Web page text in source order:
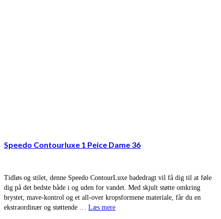
Speedo Contourluxe 1 Peice Dame 36
Tidløs og stilet, denne Speedo ContourLuxe badedragt vil få dig til at føle
dig på det bedste både i og uden for vandet. Med skjult støtte omkring
brystet, mave-kontrol og et all-over kropsformene materiale, får du en
ekstraordinær og støttende … Læs mere